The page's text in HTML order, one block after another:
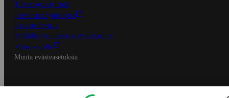
Tietosuojakäytäntö
Palvelun käyttöehdot
Saavutettavuus
Mobiilisovelluksen saavutettavuus
Mainostajalle
Muuta evästeasetuksia